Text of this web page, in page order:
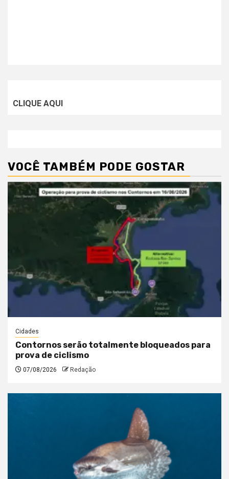
CLIQUE AQUI
VOCÊ TAMBÉM PODE GOSTAR
Cidades
Contornos serão totalmente bloqueados para
prova de ciclismo
07/08/2026 Redação